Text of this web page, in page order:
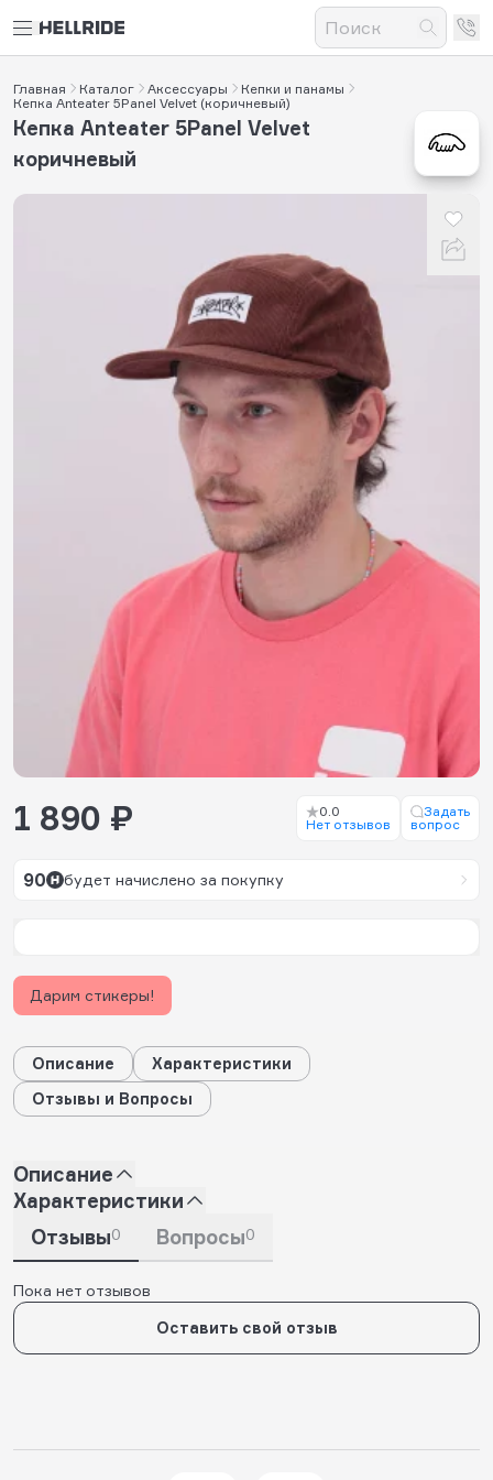
Главная Каталог Аксессуары
Кепки и панамы
Кепка Anteater 5Panel Velvet (коричневый)
Кепка Anteater 5Panel Velvet
коричневый
1 890 ₽
0.0
Нет отзывов
Задать
вопрос
90 будет начислено за покупку
Дарим стикеры!
Описание
Характеристики
Отзывы и Вопросы
Описание
Характеристики
Отзывы0 Вопросы0
Пока нет отзывов
Оставить свой отзыв